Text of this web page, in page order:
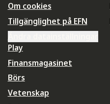
Om cookies
Tillgänglighet på EFN
Play
Finansmagasinet
Börs
Vetenskap